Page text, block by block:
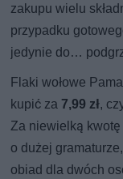
zakupu wielu
przypadku
jedynie do…
Flaki wołowe
kupić za 7,99 zł,
Za niewielką
o dużej
obiad dla dwóch